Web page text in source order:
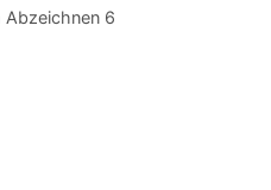
Abzeichnen 6